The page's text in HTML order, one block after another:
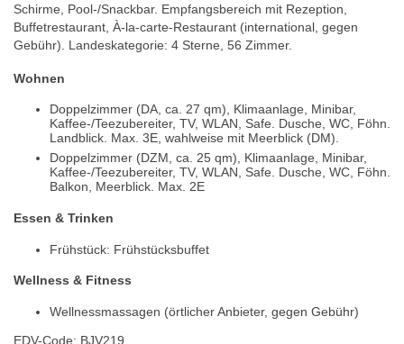
Schirme, Pool-/Snackbar. Empfangsbereich mit Rezeption,
Buffetrestaurant, À-la-carte-Restaurant (international, gegen
Gebühr). Landeskategorie: 4 Sterne, 56 Zimmer.
Wohnen
Doppelzimmer (DA, ca. 27 qm), Klimaanlage, Minibar,
Kaffee-/Teezubereiter, TV, WLAN, Safe. Dusche, WC, Föhn.
Landblick. Max. 3E, wahlweise mit Meerblick (DM).
Doppelzimmer (DZM, ca. 25 qm), Klimaanlage, Minibar,
Kaffee-/Teezubereiter, TV, WLAN, Safe. Dusche, WC, Föhn.
Balkon, Meerblick. Max. 2E
Essen & Trinken
Frühstück: Frühstücksbuffet
Wellness & Fitness
Wellnessmassagen (örtlicher Anbieter, gegen Gebühr)
EDV-Code: BJV219